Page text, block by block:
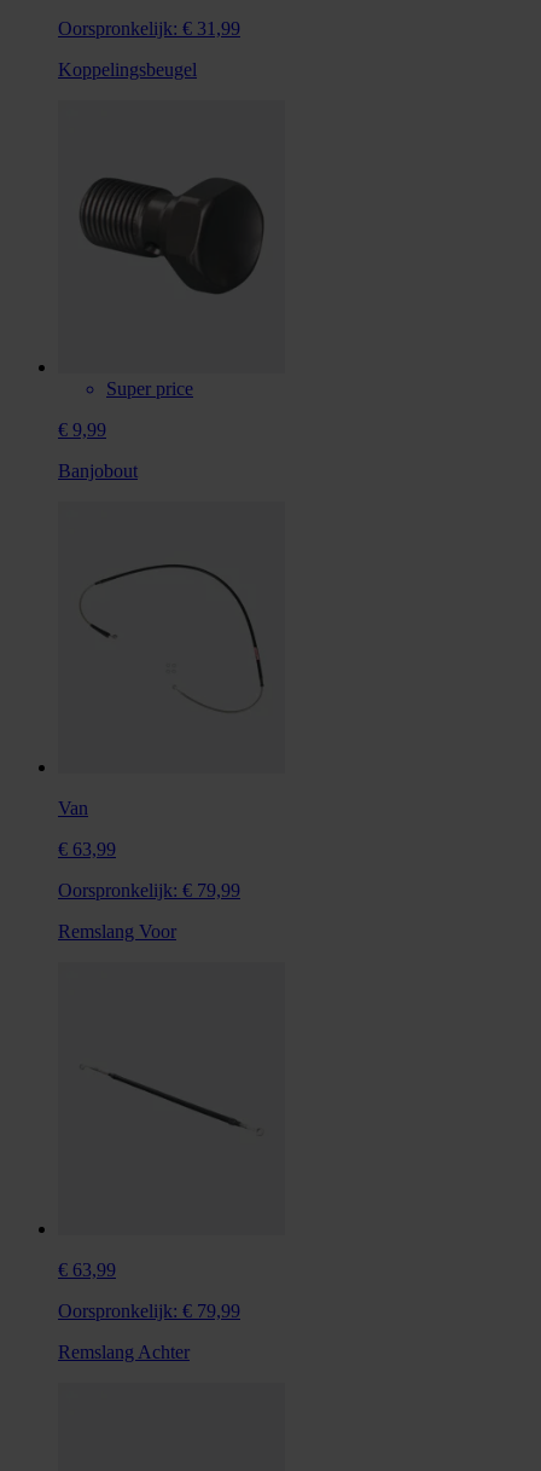
Oorspronkelijk: € 31,99
Koppelingsbeugel
Super price
€ 9,99
Banjobout
Van
€ 63,99
Oorspronkelijk: € 79,99
Remslang Voor
€ 63,99
Oorspronkelijk: € 79,99
Remslang Achter